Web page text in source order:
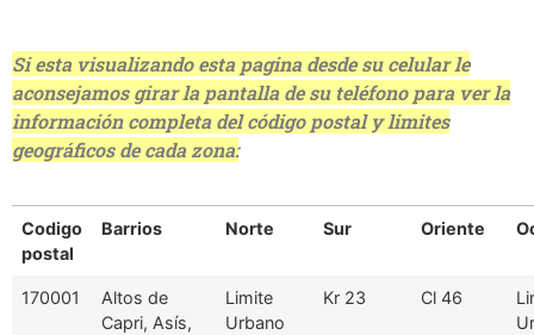
Si esta visualizando esta pagina desde su celular le
aconsejamos girar la pantalla de su teléfono para ver la
información completa del código postal y limites
geográficos de cada zona:
Codigo
postal
Barrios Norte Sur Oriente
170001
Altos de
Capri, Asís,
Limite
Urbano
Kr 23 Cl 46